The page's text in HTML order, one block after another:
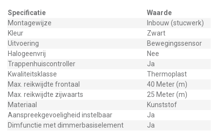
Specificatie
Waarde
Montagewijze
Inbouw (stucwerk)
Kleur
Zwart
Uitvoering
Bewegingssensor
Halogeenvrij
Nee
Trappenhuiscontroller
Ja
Kwaliteitsklasse
Thermoplast
Max. reikwijdte frontaal
40 Meter (m)
Max. reikwijdte zijwaarts
25 Meter (m)
Materiaal
Kunststof
Aanspreekgevoeligheid instelbaar
Ja
Dimfunctie met dimmerbasiselement
Ja